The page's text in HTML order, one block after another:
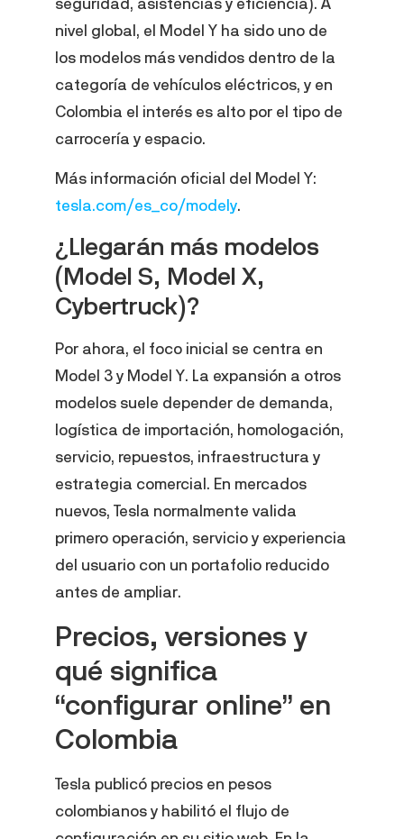
nivel global, el Model Y ha sido uno de
los modelos más vendidos dentro de la
categoría de vehículos eléctricos, y en
Colombia el interés es alto por el tipo de
carrocería y espacio.
Más información oficial del Model Y:
tesla.com/es_co/modely.
¿Llegarán más modelos
(Model S, Model X,
Cybertruck)?
Por ahora, el foco inicial se centra en
Model 3 y Model Y. La expansión a otros
modelos suele depender de demanda,
logística de importación, homologación,
servicio, repuestos, infraestructura y
estrategia comercial. En mercados
nuevos, Tesla normalmente valida
primero operación, servicio y experiencia
del usuario con un portafolio reducido
antes de ampliar.
Precios, versiones y
qué significa
“configurar online” en
Colombia
Tesla publicó precios en pesos
colombianos y habilitó el flujo de